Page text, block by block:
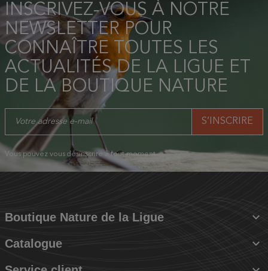
INSCRIVEZ-VOUS À NOTRE
NEWSLETTER POUR
CONNAÎTRE TOUTES LES
ACTUALITÉS DE LA LIGUE ET
DE LA BOUTIQUE NATURE
Vous pouvez vous désinscrire à tout moment.
Boutique Nature de la Ligue 
Catalogue 